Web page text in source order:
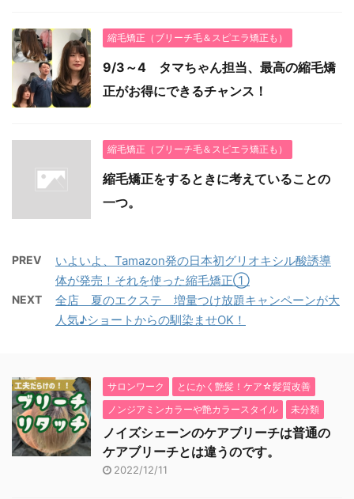
縮毛矯正（ブリーチ毛＆スピエラ矯正も）
9/3～4 タマちゃん担当、最高の縮毛矯
正がお得にできるチャンス！
縮毛矯正（ブリーチ毛＆スピエラ矯正も）
縮毛矯正をするときに考えていることの
一つ。
PREV
いよいよ、Tamazon発の日本初グリオキシル酸誘導
体が発売！それを使った縮毛矯正①
NEXT
全店 夏のエクステ 増量つけ放題キャンペーンが大
人気♪ショートからの馴染ませOK！
サロンワーク
とにかく艶髪！ケア☆髪質改善
ノンジアミンカラーや艶カラースタイル
未分類
ノイズシェーンのケアブリーチは普通の
ケアブリーチとは違うのです。
2022/12/11